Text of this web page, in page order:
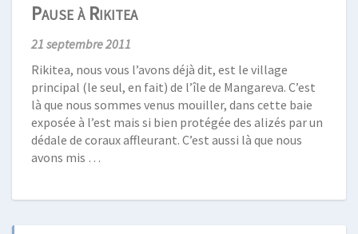
Pause à Rikitea
21 septembre 2011
Rikitea, nous vous l’avons déjà dit, est le village
principal (le seul, en fait) de l’île de Mangareva. C’est
là que nous sommes venus mouiller, dans cette baie
exposée à l’est mais si bien protégée des alizés par un
dédale de coraux affleurant. C’est aussi là que nous
avons mis …